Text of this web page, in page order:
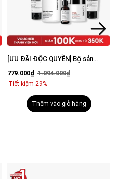
[ƯU ĐÃI ĐỘC QUYỀN] Bộ sản
cho nam
779.000₫ 1.094.000₫
Tiết kiệm 29%
Thêm vào giỏ hàng